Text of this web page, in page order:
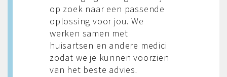
op zoek naar een passende
oplossing voor jou. We
werken samen met
huisartsen en andere medici
zodat we je kunnen voorzien
van het beste advies.